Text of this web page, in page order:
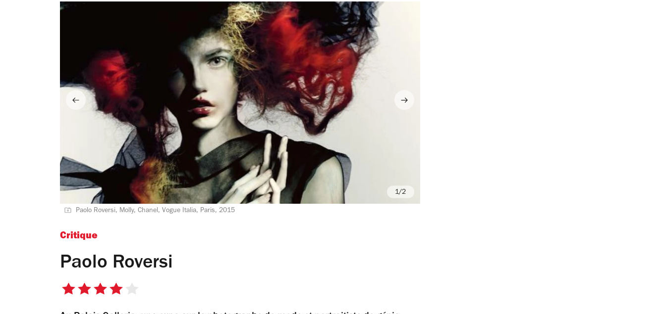
Paolo Roversi, Molly, Chanel, Vogue Italia, Paris, 2015
/2
Critique
Paolo Roversi
4